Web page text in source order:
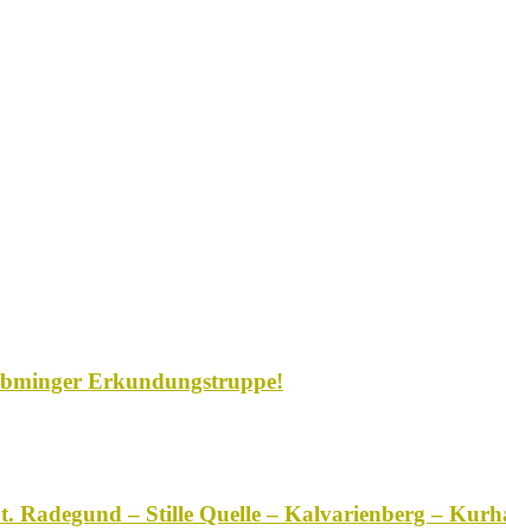
Erkundungstruppe!
Radegund – Stille Quelle – Kalvarienberg –